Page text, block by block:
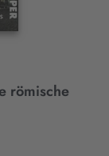
römische